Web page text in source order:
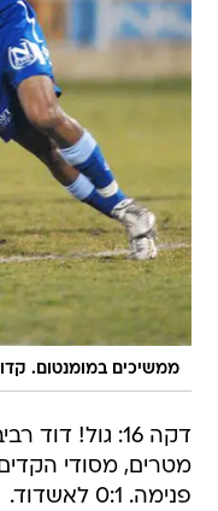
ממשיכים במומנטום.
מטרים, מסודי
פנימה. 0:1 לאשדוד.